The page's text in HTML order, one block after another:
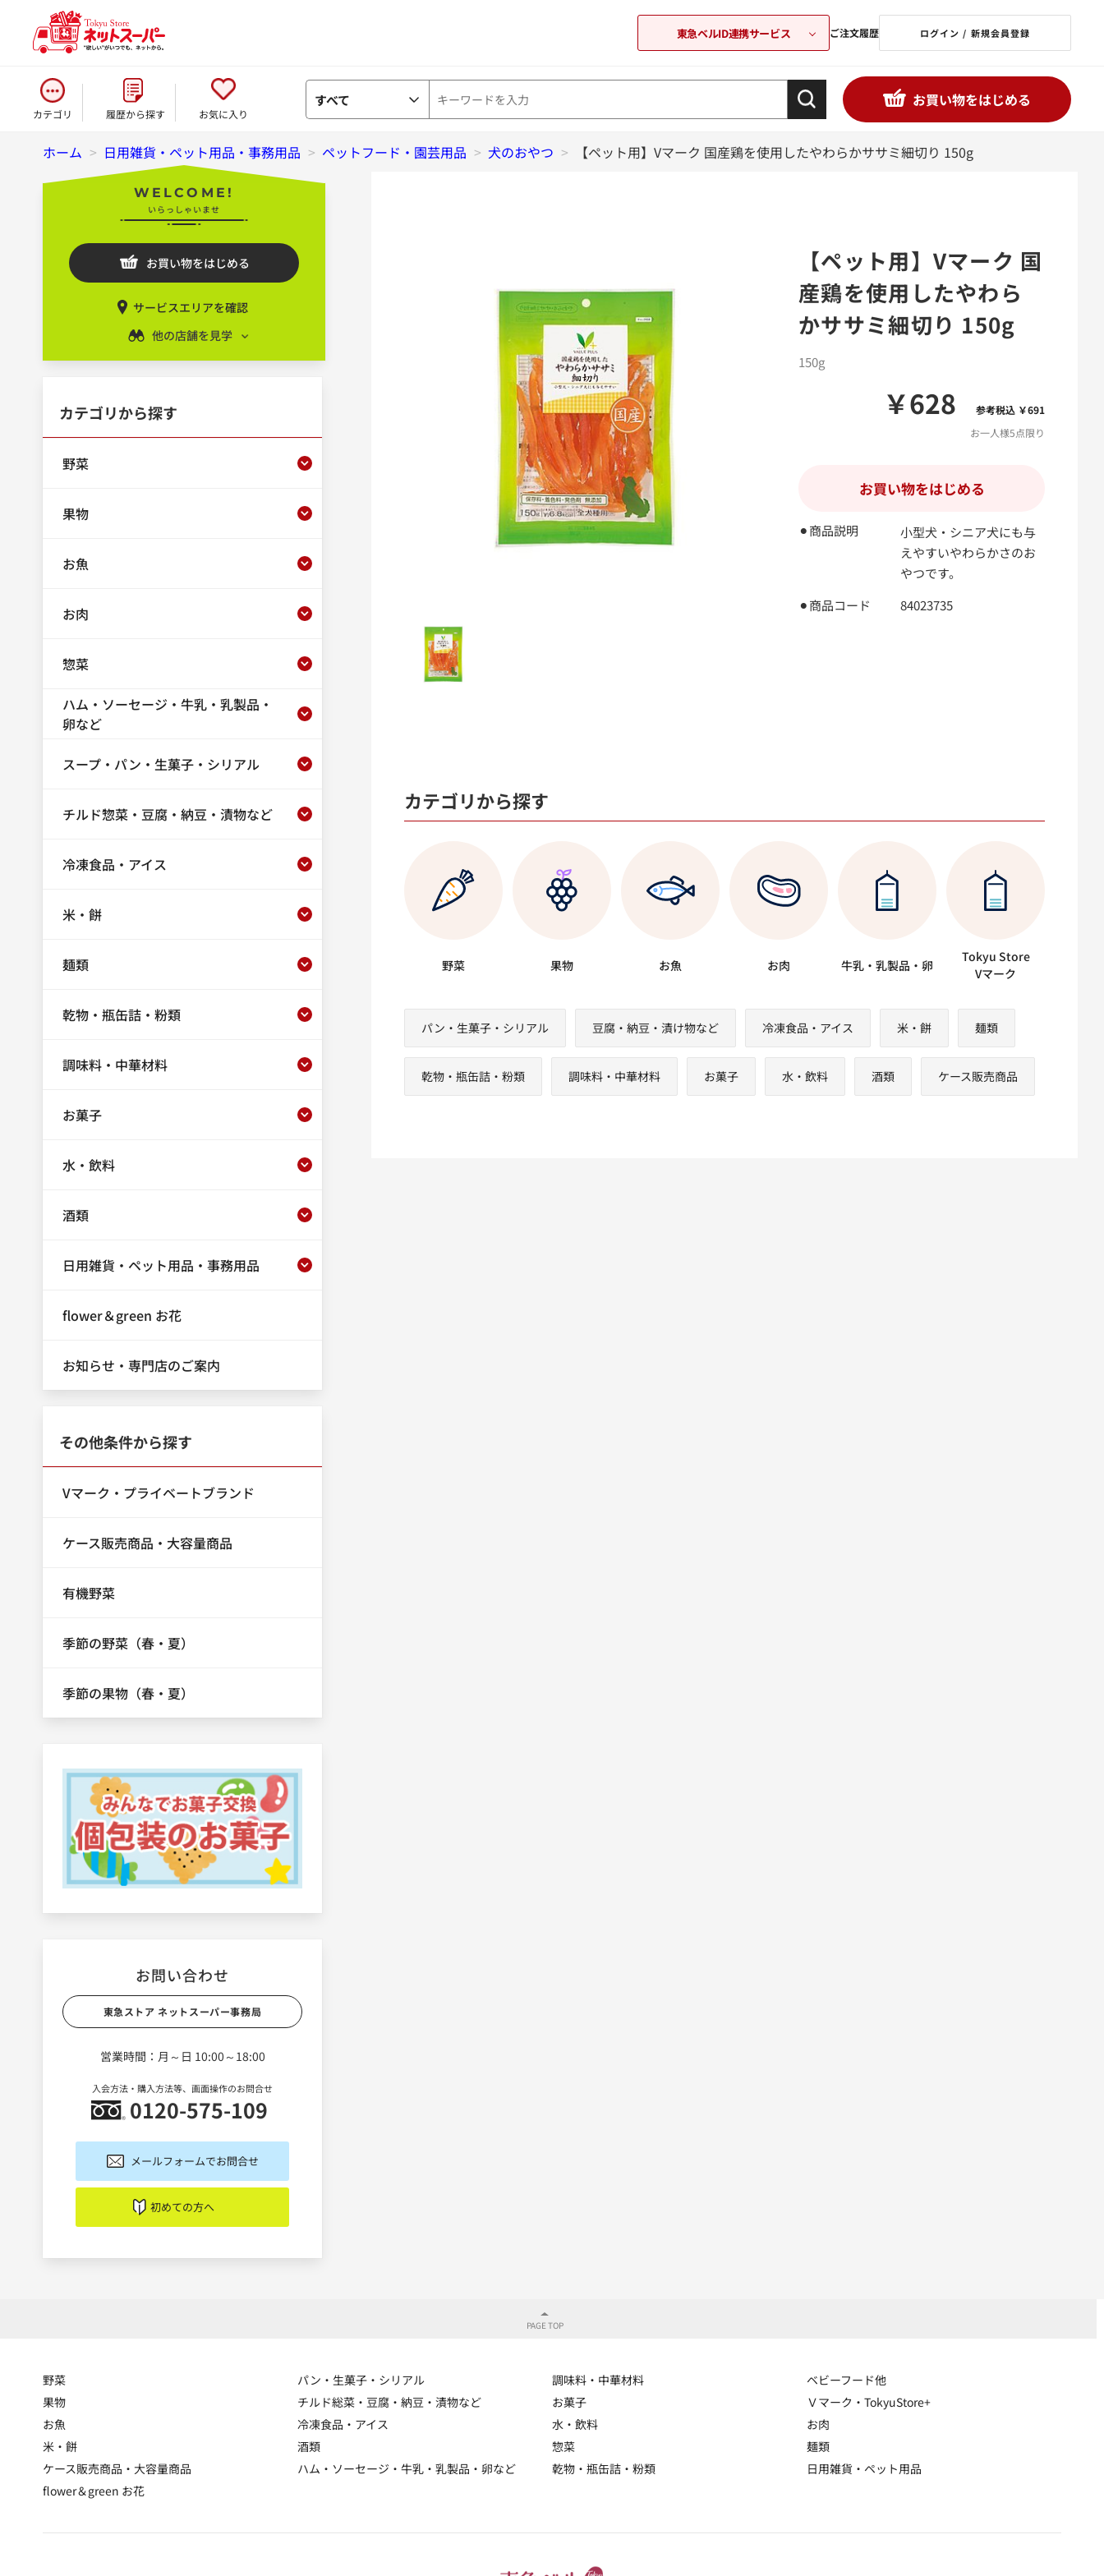
東急ベルID連携サービス
東急オンラインショップ
ご注文履歴 ログイン / 新規会員登録
カテゴリ 履歴から探す お気に入り
すべて お買い物をはじめる
ホーム > 日用雑貨・ペット用品・事務用品 > ペットフード・園芸用品 > 犬のおやつ > 【ペット用】Vマーク 国産鶏を使用したやわらかササミ細切り 150g
WELCOME!
いらっしゃいませ
お買い物をはじめる
サービスエリアを確認
他の店舗を見学
カテゴリから探す
野菜
果物
お魚
お肉
惣菜
ハム・ソーセージ・牛乳・乳製品・
卵など
スープ・パン・生菓子・シリアル
チルド惣菜・豆腐・納豆・漬物など
冷凍食品・アイス
米・餅
麺類
乾物・瓶缶詰・粉類
調味料・中華材料
お菓子
水・飲料
酒類
日用雑貨・ペット用品・事務用品
flower＆green お花
お知らせ・専門店のご案内
その他条件から探す
Vマーク・プライベートブランド
ケース販売商品・大容量商品
有機野菜
季節の野菜（春・夏）
季節の果物（春・夏）
お問い合わせ
東急ストア ネットスーパー事務局
営業時間：月～日 10:00～18:00
入会方法・購入方法等、画面操作のお問合せ
0120-575-109
メールフォームでお問合せ
初めての方へ
⚫︎商品説明
小型犬・シニア犬にも与
えやすいやわらかさのお
やつです。
【ペット用】Vマーク 国
産鶏を使用したやわら
かササミ細切り 150g
￥628
参考税込 ￥691
お一人様5点限り
⚫︎商品コード 84023735
150g
お買い物をはじめる
カテゴリから探す
野菜 果物 お魚 お肉 牛乳・乳製品・卵
Tokyu Store
Vマーク
パン・生菓子・シリアル 豆腐・納豆・漬け物など 冷凍食品・アイス 米・餅 麺類
乾物・瓶缶詰・粉類 調味料・中華材料 お菓子 水・飲料 酒類 ケース販売商品
野菜 パン・生菓子・シリアル 調味料・中華材料
ベビーフード他
果物
チルド総菜・豆腐・納豆・漬物など お菓子
Ｖマーク・TokyuStore+
お魚
冷凍食品・アイス 水・飲料
お肉
米・餅
酒類 惣菜
麺類
ケース販売商品・大容量商品
ハム・ソーセージ・牛乳・乳製品・卵など 乾物・瓶缶詰・粉類
日用雑貨・ペット用品
flower＆green お花